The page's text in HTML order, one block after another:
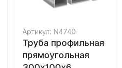
Артикул: N4740
Труба профильная
прямоугольная